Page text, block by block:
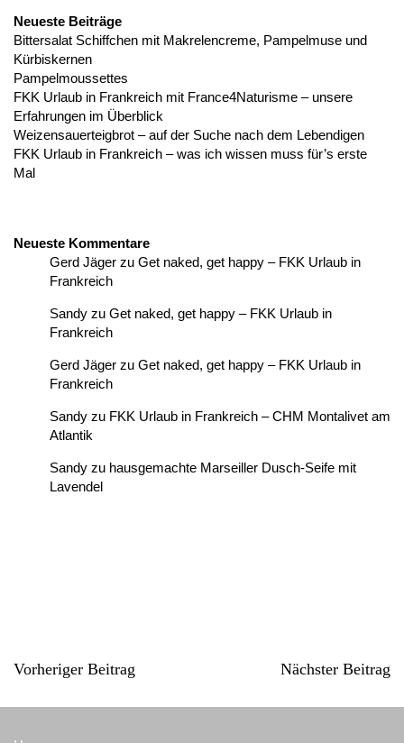
Neueste Beiträge
Bittersalat Schiffchen mit Makrelencreme, Pampelmuse und
Kürbiskernen
Pampelmoussettes
FKK Urlaub in Frankreich mit France4Naturisme – unsere
Erfahrungen im Überblick
Weizensauerteigbrot – auf der Suche nach dem Lebendigen
FKK Urlaub in Frankreich – was ich wissen muss für’s erste
Mal
Neueste Kommentare
Gerd Jäger zu Get naked, get happy – FKK Urlaub in
Frankreich
Sandy zu Get naked, get happy – FKK Urlaub in
Frankreich
Gerd Jäger zu Get naked, get happy – FKK Urlaub in
Frankreich
Sandy zu FKK Urlaub in Frankreich – CHM Montalivet am
Atlantik
Sandy zu hausgemachte Marseiller Dusch-Seife mit
Lavendel
Vorheriger Beitrag Nächster Beitrag